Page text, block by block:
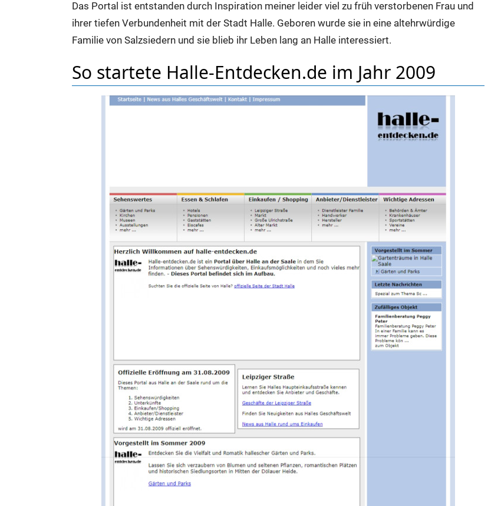
Das Portal ist entstanden durch Inspiration meiner leider viel zu früh verstorbenen Frau und
ihrer tiefen Verbundenheit mit der Stadt Halle. Geboren wurde sie in eine altehrwürdige
Familie von Salzsiedern und sie blieb ihr Leben lang an Halle interessiert.
So startete Halle-Entdecken.de im Jahr 2009